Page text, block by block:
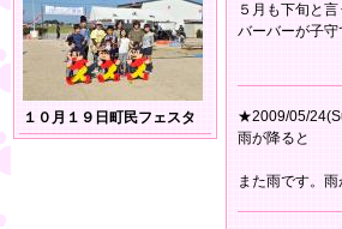
１０月１９日町民フェスタ
５月も下旬と
バーバーが子守
★2009/05/
雨が降ると
また雨です。